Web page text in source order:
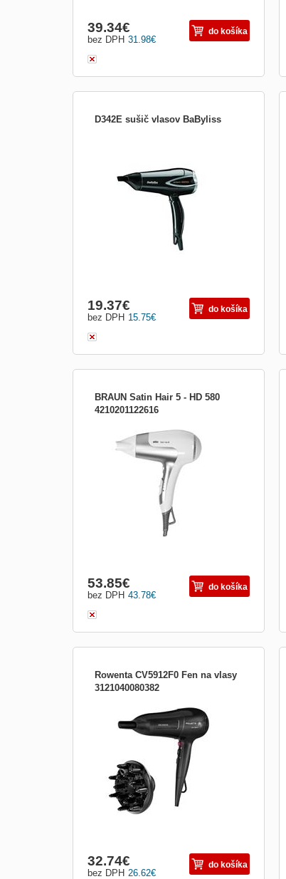
31.98€
bez DPH
39.34€ do košíka
D342E sušič vlasov BaByliss
ÚSPORA ENERGIE! Zodpovedá výkonu
2200 W bežne dostupných vysúšačov
(miera vysúšanie 5,2g/min, merané podľa
medzinárodnej normy IEC61855 Edícia
1.0) Rýchlosť vzduchu 80 km/h 3 r
15.75€
bez DPH
19.37€ do košíka
BRAUN Satin Hair 5 - HD 580
4210201122616
Satin Hair 5, příkon 2500W, 2 stupně
rychlosti, 3 teplotní stupně, ionizace,
ochlazovací stupeň pro fixaci účesu, úzká
směrová foukací hubice, barva bílá
43.78€
bez DPH
53.85€ do košíka
Rowenta CV5912F0 Fen na vlasy
3121040080382
Příkon 2 100 W • Výkonný DC motor
vybavený technologií Effiwatts • Ionizátor •
Funkce studený vzduch • 6 nastavení
rychlosti/teploty (3 teplotní stupně a 2
rychlosti) • 12 mm koncentrátor • Difuzér •
Odnímatelná mřížka pro snadné čištění •
Délka kab
26.62€
bez DPH
32.74€ do košíka